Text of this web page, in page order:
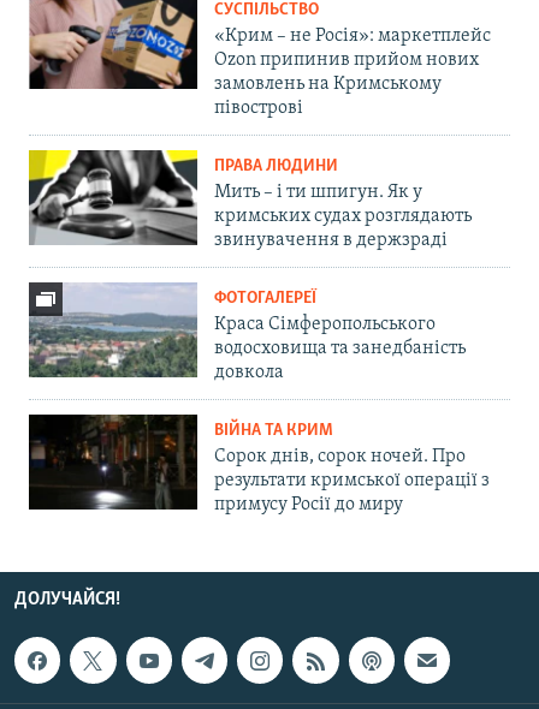
СУСПІЛЬСТВО
«Крим – не Росія»: маркетплейс
Ozon припинив прийом нових
замовлень на Кримському
півострові
ПРАВА ЛЮДИНИ
Мить – і ти шпигун. Як у
кримських судах розглядають
звинувачення в держзраді
ФОТОГАЛЕРЕЇ
Краса Сімферопольського
водосховища та занедбаність
довкола
ВІЙНА ТА КРИМ
Сорок днів, сорок ночей. Про
результати кримської операції з
примусу Росії до миру
ДОЛУЧАЙСЯ!